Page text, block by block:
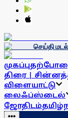
செய்தி மடல்
முகப்பு
திரை |
விளையாட்டு
லைஃப்ஸ்டைல்
ஜோதிடம்